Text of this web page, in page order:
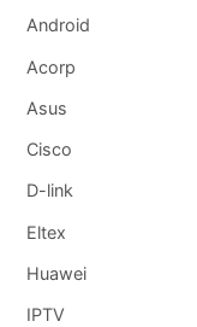
Android
Acorp
Asus
Cisco
D-link
Eltex
Huawei
IPTV